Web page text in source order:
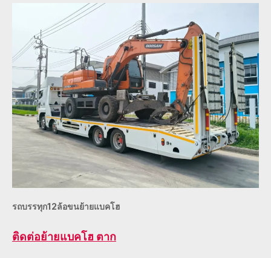
รถบรรทุก12ล้อขนย้ายแบคโฮ
ติดต่อย้ายแบคโฮ ตาก